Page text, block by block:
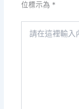
位標示為 *